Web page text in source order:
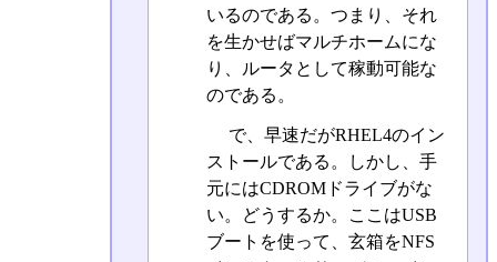
いるのである。つまり、それ
を生かせばマルチホームにな
り、ルータとして稼動可能な
のである。
で、早速だがRHEL4のイン
ストールである。しかし、手
元にはCDROMドライブがな
い。どうするか。ここはUSB
ブートを使って、玄箱をNFS